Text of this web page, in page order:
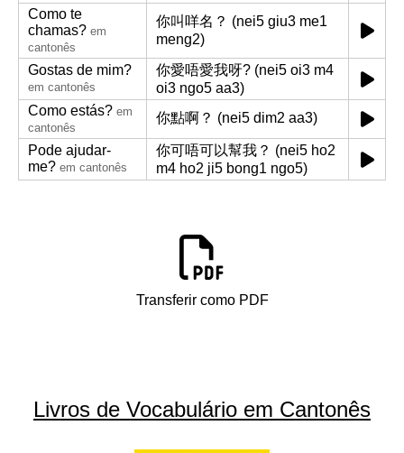
Como te
chamas? em
cantonês
你叫咩名？ (nei5 giu3 me1
meng2)
Gostas de mim?
em cantonês
你愛唔愛我呀? (nei5 oi3 m4
oi3 ngo5 aa3)
Como estás? em
cantonês
你點啊？ (nei5 dim2 aa3)
Pode ajudar-
me? em cantonês
你可唔可以幫我？ (nei5 ho2
m4 ho2 ji5 bong1 ngo5)
Transferir como PDF
Livros de Vocabulário em Cantonês